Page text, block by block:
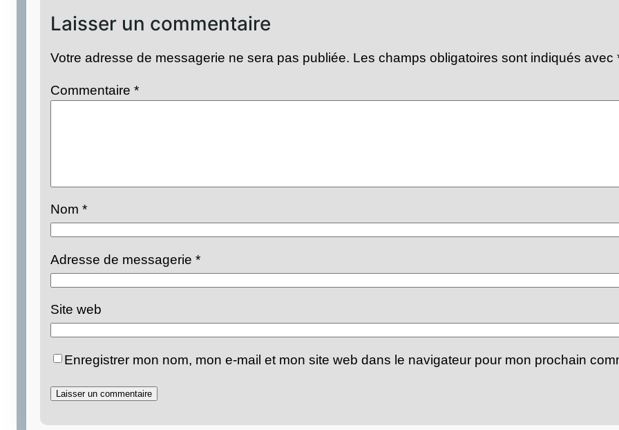
Laisser un commentaire
Votre adresse de messagerie ne sera pas publiée. Les champs obligatoires sont indiqués avec
Commentaire*
Nom*
Adresse de messagerie*
Site web
Enregistrer mon nom, mon e-mail et mon site web dans le navigateur pour mon prochain